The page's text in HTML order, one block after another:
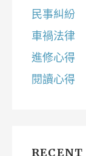
民事糾紛
車禍法律
進修心得
閱讀心得